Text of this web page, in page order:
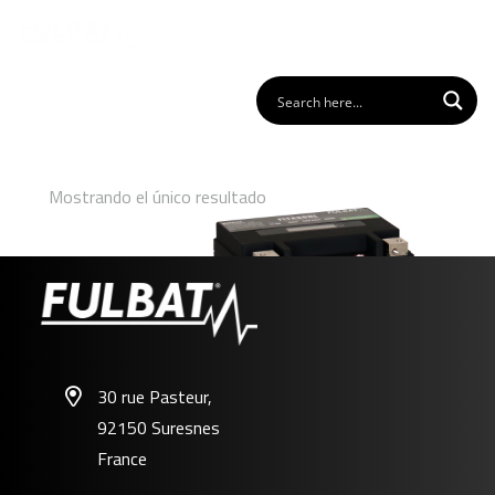
Mostrando el único resultado
30 rue Pasteur,
92150 Suresnes
France